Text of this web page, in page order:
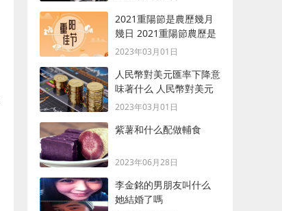
2021重陽節是農歷幾月
幾日 2021重陽節農歷是
什么時候
2023年03月01日
人民幣對美元匯率下降意
味著什么 人民幣對美元
匯率下降含義
2023年03月01日
紫薯和什么配做輔食
2023年06月28日
李金銘的男朋友叫什么
她結婚了嗎